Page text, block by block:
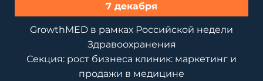
7 декабря
GrowthMED в рамках Российской недели
Здравоохранения
Секция: рост бизнеса клиник: маркетинг и
продажи в медицине